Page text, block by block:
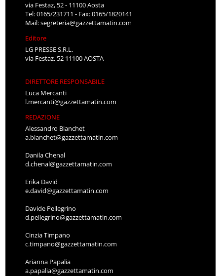
via Festaz, 52 - 11100 Aosta
Tel: 0165/231711 - Fax: 0165/1820141
Mail:segreteria@gazzettamatin.com
Editore
LG PRESSE S.R.L.
via Festaz, 52 11100 AOSTA
DIRETTORE RESPONSABILE
Luca Mercanti
l.mercanti@gazzettamatin.com
REDAZIONE
Alessandro Bianchet
a.bianchet@gazzettamatin.com
Danila Chenal
d.chenal@gazzettamatin.com
Erika David
e.david@gazzettamatin.com
Davide Pellegrino
d.pellegrino@gazzettamatin.com
Cinzia Timpano
c.timpano@gazzettamatin.com
Arianna Papalia
a.papalia@gazzettamatin.com